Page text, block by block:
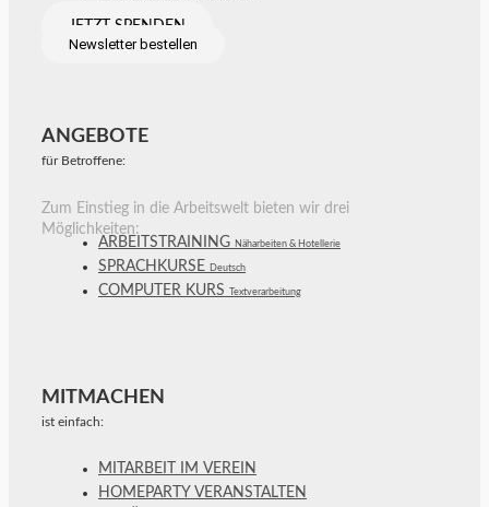
JETZT SPENDEN
Newsletter bestellen
ANGEBOTE
für Betroffene:
Zum Einstieg in die Arbeitswelt bieten wir drei
Möglichkeiten:
ARBEITSTRAINING Näharbeiten & Hotellerie
SPRACHKURSE Deutsch
COMPUTER KURS Textverarbeitung
MITMACHEN
ist einfach:
MITARBEIT IM VEREIN
HOMEPARTY VERANSTALTEN